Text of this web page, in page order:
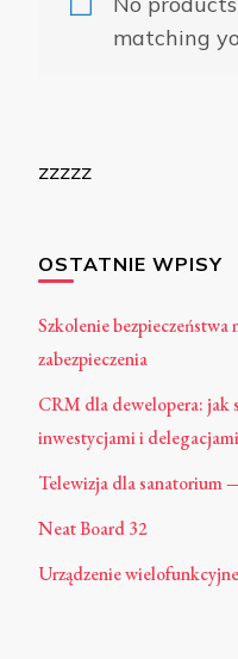
matching
zzzzz
OSTATNIE WPISY
Szkolenie bezpieczeństwa
zabezpieczenia
CRM dla dewelopera: jak
inwestycjami i delegacjami
Telewizja dla sanatorium
Neat Board 32
Urządzenie